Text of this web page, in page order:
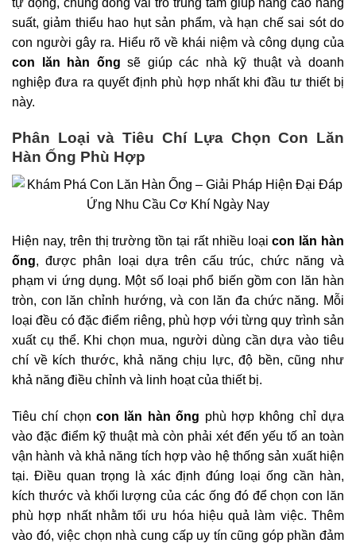
tự động, chúng đóng vai trò trung tâm giúp nâng cao năng
suất, giảm thiểu hao hụt sản phẩm, và hạn chế sai sót do
con người gây ra. Hiểu rõ về khái niệm và công dụng của
con lăn hàn ống sẽ giúp các nhà kỹ thuật và doanh
nghiệp đưa ra quyết định phù hợp nhất khi đầu tư thiết bị
này.
Phân Loại và Tiêu Chí Lựa Chọn Con Lăn
Hàn Ống Phù Hợp
Hiện nay, trên thị trường tồn tại rất nhiều loạicon lăn hàn
ống, được phân loại dựa trên cấu trúc, chức năng và
phạm vi ứng dụng. Một số loại phổ biến gồm con lăn hàn
tròn, con lăn chỉnh hướng, và con lăn đa chức năng. Mỗi
loại đều có đặc điểm riêng, phù hợp với từng quy trình sản
xuất cụ thể. Khi chọn mua, người dùng cần dựa vào tiêu
chí về kích thước, khả năng chịu lực, độ bền, cũng như
khả năng điều chỉnh và linh hoạt của thiết bị.
Tiêu chí chọncon lăn hàn ống phù hợp không chỉ dựa
vào đặc điểm kỹ thuật mà còn phải xét đến yếu tố an toàn
vận hành và khả năng tích hợp vào hệ thống sản xuất hiện
tại. Điều quan trọng là xác định đúng loại ống cần hàn,
kích thước và khối lượng của các ống đó để chọn con lăn
phù hợp nhất nhằm tối ưu hóa hiệu quả làm việc. Thêm
vào đó, việc chọn nhà cung cấp uy tín cũng góp phần đảm